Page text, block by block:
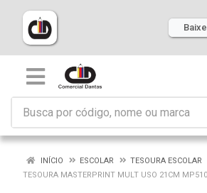
INÍCIO ESCOLAR
TESOURA ESCOLAR
TESOURA MASTERPRINT MULT USO 21CM MP510